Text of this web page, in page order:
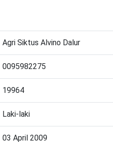
Agri Siktus Alvino Dalur
0095982275
19964
Laki-laki
03 April 2009